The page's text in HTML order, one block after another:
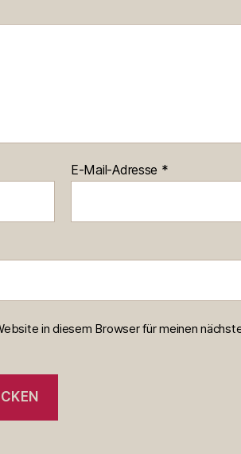
E-Mail-Adresse *
in diesem Browser für meinen